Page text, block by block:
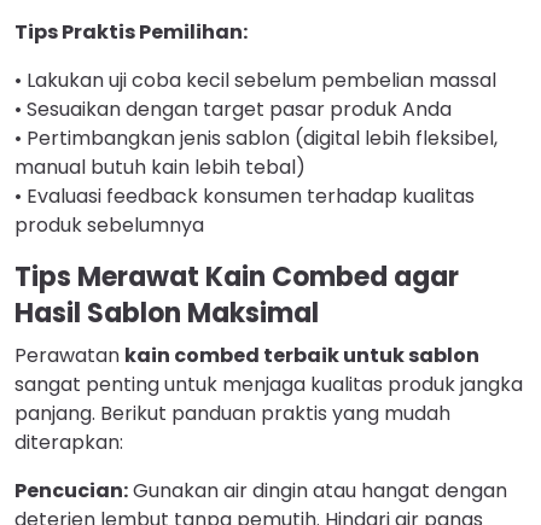
Tips Praktis Pemilihan:
• Lakukan uji coba kecil sebelum pembelian massal
• Sesuaikan dengan target pasar produk Anda
• Pertimbangkan jenis sablon (digital lebih fleksibel,
manual butuh kain lebih tebal)
• Evaluasi feedback konsumen terhadap kualitas
produk sebelumnya
Tips Merawat Kain Combed agar
Hasil Sablon Maksimal
Perawatan kain combed terbaik untuk sablon
sangat penting untuk menjaga kualitas produk jangka
panjang. Berikut panduan praktis yang mudah
diterapkan:
Pencucian:Gunakan air dingin atau hangat dengan